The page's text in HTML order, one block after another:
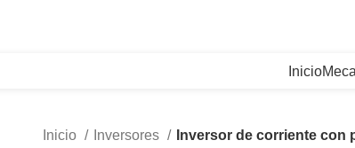
Inicio
Inicio Inversores
Inversor de corriente con